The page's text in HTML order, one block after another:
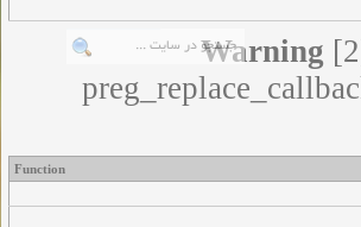
Warning
Function